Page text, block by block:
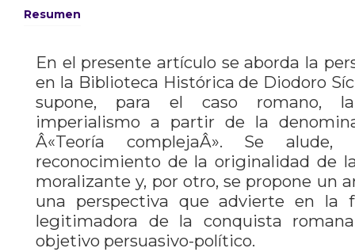
Resumen
En el presente artículo se aborda la
en la Biblioteca Histórica de Diodoro
supone, para el caso romano,
imperialismo a partir de la
Â«Teoría complejaÂ». Se
reconocimiento de la originalidad de
moralizante y, por otro, se propone un
una perspectiva que advierte en la
legitimadora de la conquista
objetivo persuasivo-político.